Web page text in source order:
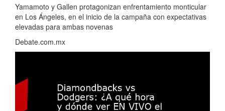
Yamamoto y Gallen protagonizan enfrentamiento monticular
en Los Ángeles, en el inicio de la campaña con expectativas
elevadas para ambas novenas
Debate.com.mx